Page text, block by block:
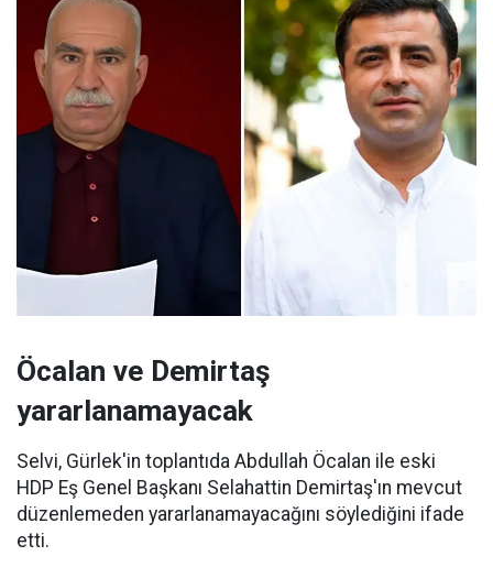
Öcalan ve Demirtaş
yararlanamayacak
Selvi, Gürlek'in toplantıda Abdullah Öcalan ile eski
HDP Eş Genel Başkanı Selahattin Demirtaş'ın mevcut
düzenlemeden yararlanamayacağını söylediğini ifade
etti.